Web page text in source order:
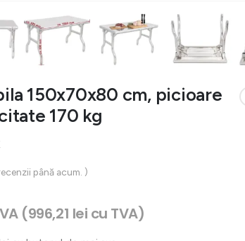
150x70x80 cm, picioare
170 kg
până acum. )
(996,21 lei cu TVA)